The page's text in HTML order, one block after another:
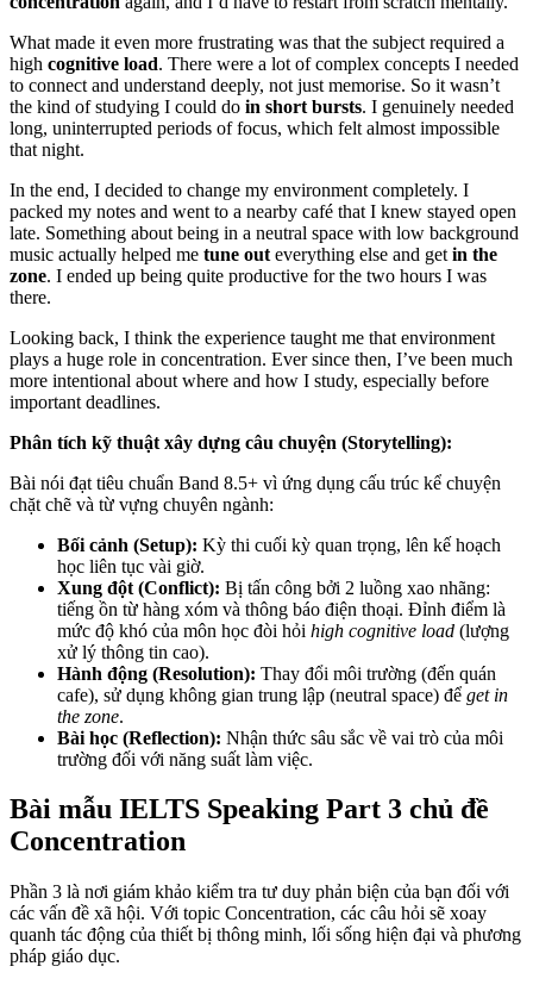
What made it even more frustrating was that the subject required a
high cognitive load. There were a lot of complex concepts I needed
to connect and understand deeply, not just memorise. So it wasn’t
the kind of studying I could do in short bursts. I genuinely needed
long, uninterrupted periods of focus, which felt almost impossible
that night.
In the end, I decided to change my environment completely. I
packed my notes and went to a nearby café that I knew stayed open
late. Something about being in a neutral space with low background
music actually helped me tune out everything else and get in the
zone. I ended up being quite productive for the two hours I was
there.
Looking back, I think the experience taught me that environment
plays a huge role in concentration. Ever since then, I’ve been much
more intentional about where and how I study, especially before
important deadlines.
Phân tích kỹ thuật xây dựng câu chuyện (Storytelling):
Bài nói đạt tiêu chuẩn Band 8.5+ vì ứng dụng cấu trúc kể chuyện
chặt chẽ và từ vựng chuyên ngành:
Bối cảnh (Setup): Kỳ thi cuối kỳ quan trọng, lên kế hoạch
học liên tục vài giờ.
Xung đột (Conflict): Bị tấn công bởi 2 luồng xao nhãng:
tiếng ồn từ hàng xóm và thông báo điện thoại. Đỉnh điểm là
mức độ khó của môn học đòi hỏi high cognitive load (lượng
xử lý thông tin cao).
Hành động (Resolution): Thay đổi môi trường (đến quán
cafe), sử dụng không gian trung lập (neutral space) để get in
the zone.
Bài học (Reflection): Nhận thức sâu sắc về vai trò của môi
trường đối với năng suất làm việc.
Bài mẫu IELTS Speaking Part 3 chủ đề
Concentration
Phần 3 là nơi giám khảo kiểm tra tư duy phản biện của bạn đối với
các vấn đề xã hội. Với topic Concentration, các câu hỏi sẽ xoay
quanh tác động của thiết bị thông minh, lối sống hiện đại và phương
pháp giáo dục.